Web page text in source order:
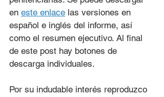
en este enlace las versiones en
español e inglés del informe, así
como el resumen ejecutivo. Al final
de este post hay botones de
descarga individuales.
Por su indudable interés reproduzco